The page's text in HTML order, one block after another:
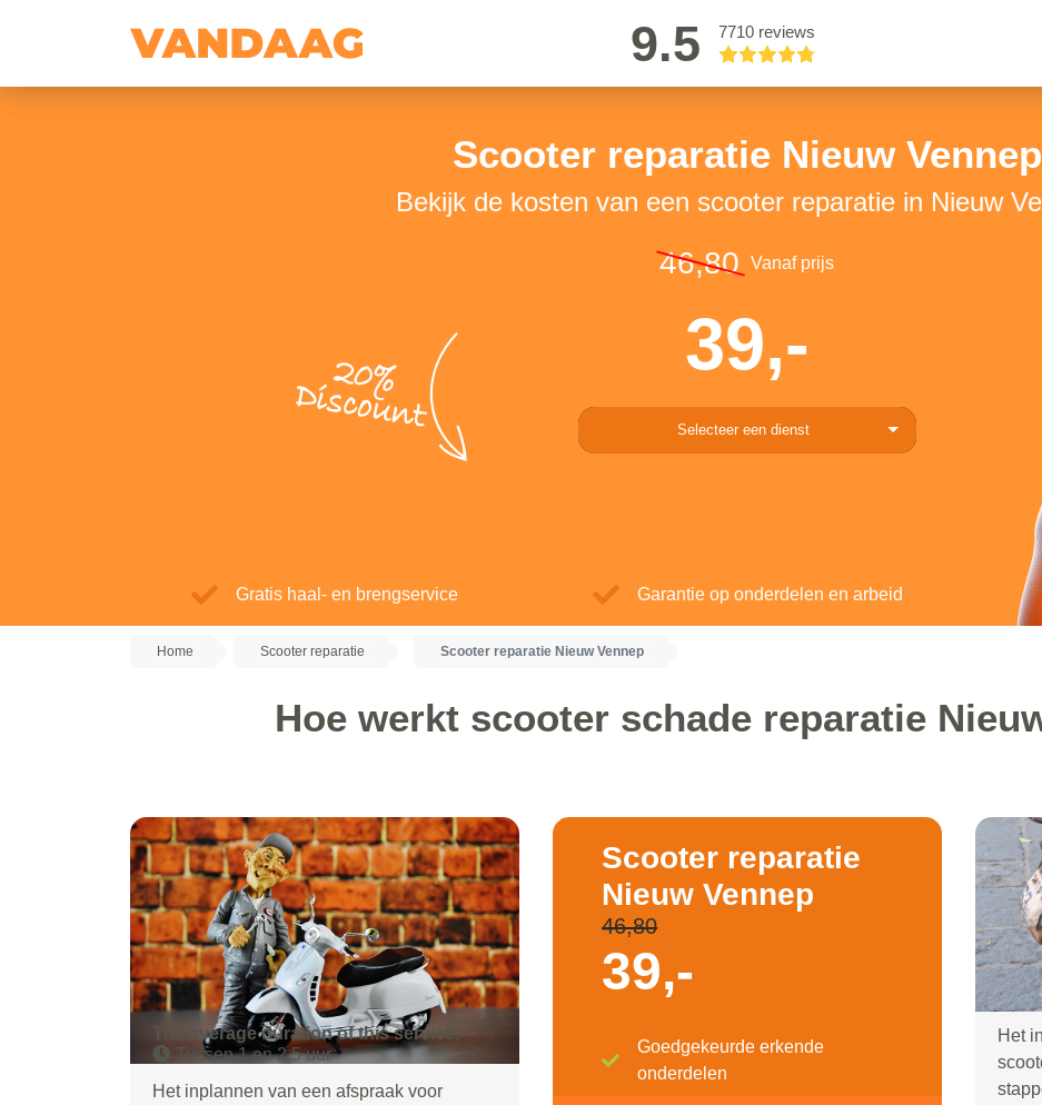
9.5 7710 reviews
Scooter reparatie Nieuw Vennep
Bekijk de kosten van een scooter reparatie in Nieuw
20%
Discount
46,80 Vanaf prijs
39,-
Selecteer een dienst
Gratis haal- en brengservice Garantie op onderdelen en arbeid
Home Scooter reparatie Scooter reparatie Nieuw Vennep
Hoe werkt scooter schade reparatie
The average duration of this service:
Tussen 1 en 2,5 uur
Het inplannen van een afspraak voor
Scooter reparatie
Nieuw Vennep
46,80
39,-
Goedgekeurde erkende
onderdelen
Het